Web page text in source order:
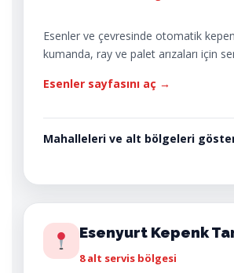
Esenler ve çevresinde otomatik
kumanda, ray ve palet arızaları için
Esenler sayfasını aç →
Mahalleleri ve alt bölgeleri
Esenyurt Kepenk
8 alt servis bölgesi